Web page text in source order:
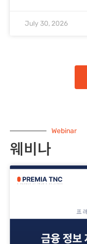
July 30, 2026
Webinar
웨비나